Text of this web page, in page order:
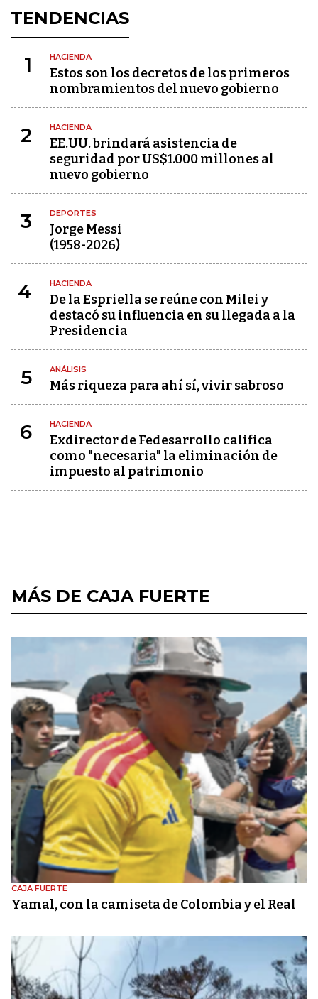
TENDENCIAS
1 HACIENDA
Estos son los decretos de los primeros
nombramientos del nuevo gobierno
2 HACIENDA
EE.UU. brindará asistencia de
seguridad por US$1.000 millones al
nuevo gobierno
3 DEPORTES
Jorge Messi
(1958-2026)
4 HACIENDA
De la Espriella se reúne con Milei y
destacó su influencia en su llegada a la
Presidencia
5 ANÁLISIS
Más riqueza para ahí sí, vivir sabroso
6 HACIENDA
Exdirector de Fedesarrollo califica
como "necesaria" la eliminación de
impuesto al patrimonio
MÁS DE CAJA FUERTE
CAJA FUERTE
Yamal, con la camiseta de Colombia y el Real